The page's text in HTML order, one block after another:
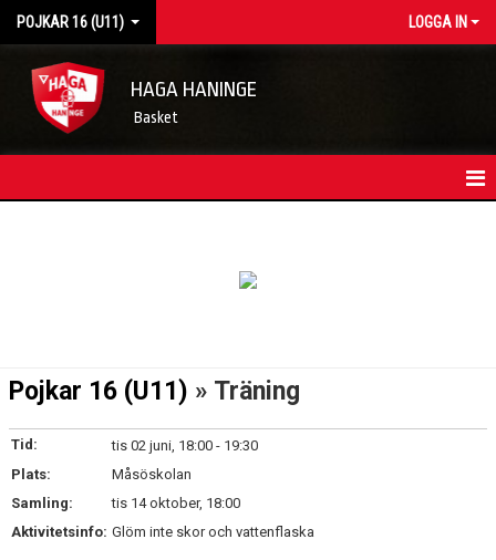
POJKAR 16 (U11) LOGGA IN
HAGA HANINGE
Basket
Pojkar 16 (U11) » Träning
Tid:
tis 02 juni, 18:00 - 19:30
Plats:
Måsöskolan
Samling:
tis 14 oktober, 18:00
Aktivitetsinfo: Glöm inte skor och vattenflaska